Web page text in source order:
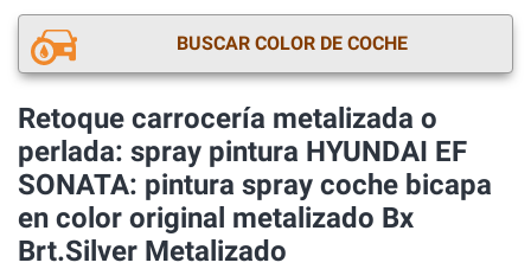
BUSCAR COLOR DE COCHE
Retoque carrocería metalizada o
perlada: spray pintura HYUNDAI EF
SONATA: pintura spray coche bicapa
en color original metalizado Bx
Brt.Silver Metalizado